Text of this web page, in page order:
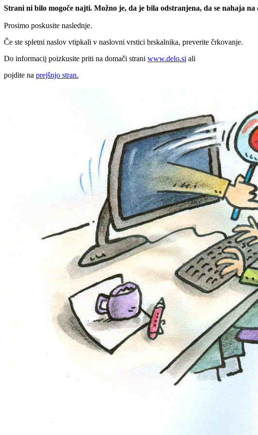
Strani ni bilo mogoče najti. Možno je, da je bila odstranjena, da se nahaja
Prosimo poskusite naslednje.
Če ste spletni naslov vtipkali v naslovni vrstici brskalnika, preverite črkovanje.
Do informacij poizkusite priti na domači strani www.delo.si ali
pojdite na prejšnjo stran.